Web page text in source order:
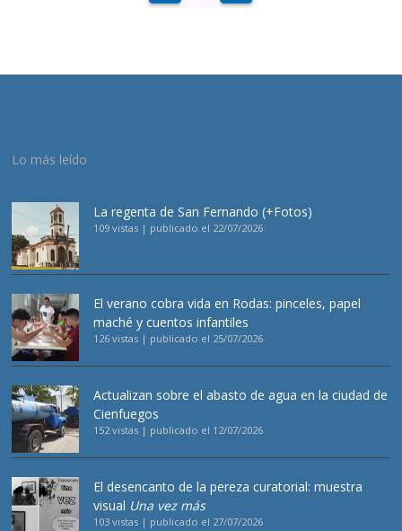
Lo más leído
La regenta de San Fernando (+Fotos)
109 vistas | publicado el 22/07/2026
El verano cobra vida en Rodas: pinceles, papel
maché y cuentos infantiles
126 vistas | publicado el 25/07/2026
Actualizan sobre el abasto de agua en la ciudad de
Cienfuegos
152 vistas | publicado el 12/07/2026
El desencanto de la pereza curatorial: muestra
visual Una vez más
103 vistas | publicado el 27/07/2026